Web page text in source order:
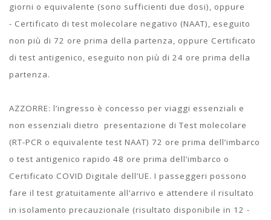
giorni o equivalente (sono sufficienti due dosi), oppure
- Certificato di test molecolare negativo (NAAT), eseguito
non più di 72 ore prima della partenza, oppure Certificato
di test antigenico, eseguito non più di 24 ore prima della
partenza.
AZZORRE: l’ingresso è concesso per viaggi essenziali e
non essenziali dietro presentazione di Test molecolare
(RT-PCR o equivalente test NAAT) 72 ore prima dell’imbarco
o test antigenico rapido 48 ore prima dell’imbarco o
Certificato COVID Digitale dell’UE. I passeggeri possono
fare il test gratuitamente all’arrivo e attendere il risultato
in isolamento precauzionale (risultato disponibile in 12 -